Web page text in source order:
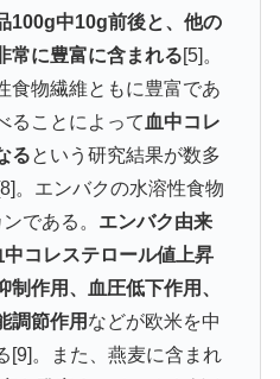
100g中10g前後と、他の
常に豊富に含まれる[5]。
食物繊維ともに豊富であ
ることによって 血中コレ
るという研究結果が数多
。エンバクの水溶性食物
である。 エンバク由来
コレステロール値上昇
作用、血圧低下作用、
調節作用 などが欧米を中
[9]。また、燕麦に含まれ